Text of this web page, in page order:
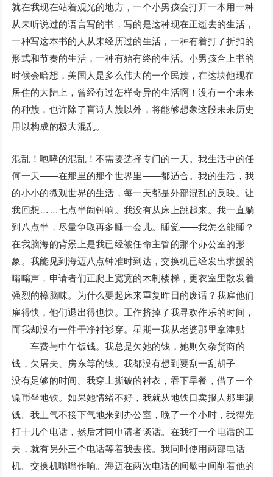
就在我现在站着观光的地方，一个小男孩会打开一本用一种
从未听说过的语言写的书，写的是这种现在正逝去的生活，
一种写这本书的人从未经历过的生活，一种有着打了折扣的
形式和节奏的生活，一种有始有终的生活。小男孩合上书的
时候会暗想，美国人是多么伟大的一个民族，在这块他现在
居住的大陆上，曾经有过怎样奇异的生活啊！没有一个未来
的种族，也许除了盲诗人族以外，将能够想象这段未来历史
用以构成的极大混乱。
混乱！咆哮的混乱！不需要选择专门的一天。我生活中的任
何一天——在那里的那个世界里——都适合。我的生活，我
的小小的微观世界的生活，每一天都是外部混乱的反映。让
我回想……七点半闹钟响。我没有从床上跳起来。我一直躺
到八点半，尽量争取再多睡一会儿。睡觉——我怎么能睡？
在我脑海的背景上是我已经被任命主管的那个办公室的形
象。我能见到海迈八点钟准时到达，交换机已经发出求援的
嗡嗡声，申请者们正爬上宽宽的木制楼梯，更衣室里散发着
强烈的樟脑味。为什么要起床来重复昨日的废话？我雇他们
雇得快，他们退出得也快。工作挤掉了我寻欢作乐的时间，
而我却没有一件干净衬衫穿。星期一我从老婆那里拿津贴
——车费与中午饭钱。我总是欠她的钱，她则欠杂货商的
钱，欠屠夫、房东等的钱。我都没有想到要刮一刮胡子——
没有足够的时间。我穿上撕破的衬衣，吞下早餐，借了一个
镍币坐地铁。如果她情绪不好，我就从地铁口卖报人那里骗
钱。我上气不接下气地来到办公室，晚了一个小时，我得先
打十几个电话，然后才同申请者谈话。在我打一个电话的工
夫，就有另外三个电话等着我去接。我同时使用两部电话
机。交换机嗡嗡作响。海迈在两次电话的间歇中间削着他的